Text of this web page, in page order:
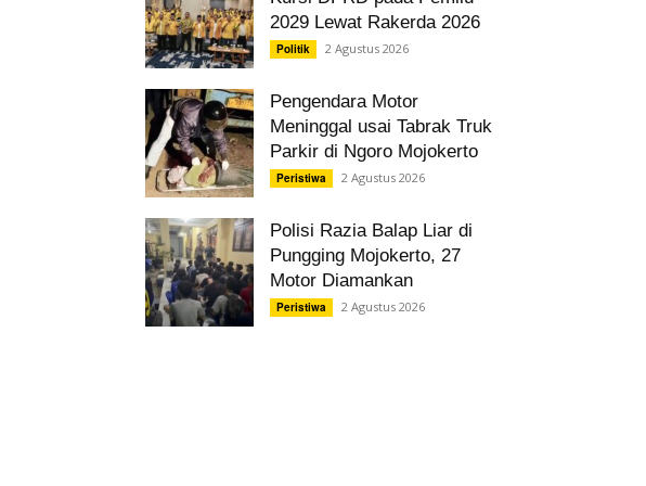
2029 Lewat Rakerda 2026
Politik 2 Agustus 2026
Pengendara Motor
Meninggal usai Tabrak Truk
Parkir di Ngoro Mojokerto
Peristiwa 2 Agustus 2026
Polisi Razia Balap Liar di
Pungging Mojokerto, 27
Motor Diamankan
Peristiwa 2 Agustus 2026